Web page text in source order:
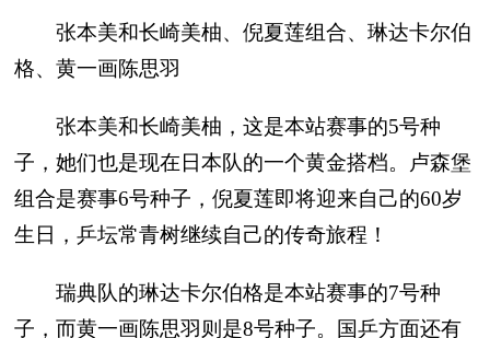
张本美和长崎美柚、倪夏莲组合、琳达卡尔伯
格、黄一画陈思羽
张本美和长崎美柚，这是本站赛事的5号种
子，她们也是现在日本队的一个黄金搭档。卢森堡
组合是赛事6号种子，倪夏莲即将迎来自己的60岁
生日，乒坛常青树继续自己的传奇旅程！
瑞典队的琳达卡尔伯格是本站赛事的7号种
子，而黄一画陈思羽则是8号种子。国乒方面还有